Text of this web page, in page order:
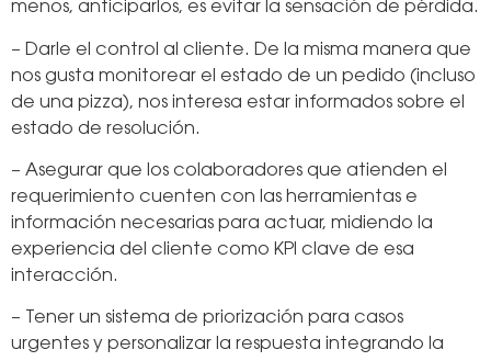
menos, anticiparlos, es evitar la sensación de pérdida.
– Darle el control al cliente. De la misma manera que
nos gusta monitorear el estado de un pedido (incluso
de una pizza), nos interesa estar informados sobre el
estado de resolución.
– Asegurar que los colaboradores que atienden el
requerimiento cuenten con las herramientas e
información necesarias para actuar, midiendo la
experiencia del cliente como KPI clave de esa
interacción.
– Tener un sistema de priorización para casos
urgentes y personalizar la respuesta integrando la